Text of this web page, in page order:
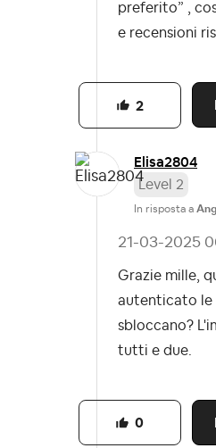
preferito” ,
e recensioni
2
Elisa2804
Level 2
In risposta a
‎21-03-2025
Grazie mille,
autenticato le
sbloccano?
tutti e due.
0